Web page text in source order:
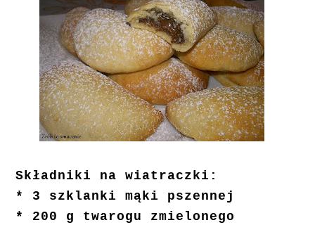
Składniki na wiatraczki:
* 3 szklanki mąki pszennej
* 200 g twarogu zmielonego